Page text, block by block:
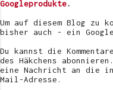
f
e
t
l
i
c
Googleprodukte.
Um auf diesem Blog zu
bisher auch - ein
Du kannst die
des Häkchens
eine Nachricht an die
Mail-Adresse.